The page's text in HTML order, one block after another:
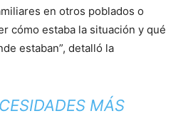
en otros poblados o
cómo estaba la situación y qué
estaban”, detalló la
MÁS